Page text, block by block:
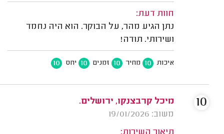
חוות דעת:
נתן הגיע מהר, על הבוקר. הוא היה נחמד
ושירותי. תודה!
איכות 10 מחיר 10 זמנים 10 יחס 10
מיכל קרבצנקו, ירושלים.
משוב: 19/01/2026
10